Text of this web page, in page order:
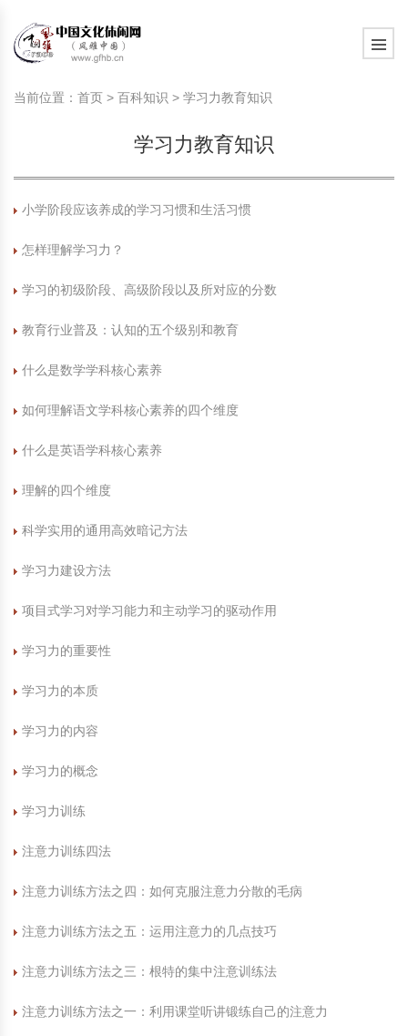
旅游民俗文化动态
中国民俗史话
中华姓氏文化
中国民俗信仰
中国民俗禁忌
中国传统服饰
中华民居
中华文脉
中国古代休闲文化
政策法律法规
国外民俗趣谈
旅游出行知识
中国传统节日
中国生肖文化
中国饮食文化
刺绣
漆器
泥人
绸伞
皮影
木雕
紫砂壶
中国民间故事
中国周易文化
苗族巫蛊文化
国外神秘文化
中国性文化
现代家庭教育知识
教育名家
艺术百科
生活百科
旅游民俗文化动态
中国民俗史话
中华姓氏文化
中国民俗信仰
中国民俗禁忌
中国传统服饰
中华民居
中华文脉
中国古代休闲文化
政策法律法规
国外民俗趣谈
旅游出行知识
中国传统节日
中国生肖文化
中国饮食文化
刺绣
漆器
泥人
绸伞
皮影
木雕
紫砂壶
中国民间故事
中国周易文化
苗族巫蛊文化
国外神秘文化
中国性文化
现代家庭教育知识
教育名家
艺术百科
生活百科
当前位置： 首页 > 百科知识 > 学习力教育知识
学习力教育知识
小学阶段应该养成的学习习惯和生活习惯
怎样理解学习力？
学习的初级阶段、高级阶段以及所对应的分数
教育行业普及：认知的五个级别和教育
什么是数学学科核心素养
如何理解语文学科核心素养的四个维度
什么是英语学科核心素养
理解的四个维度
科学实用的通用高效暗记方法
学习力建设方法
项目式学习对学习能力和主动学习的驱动作用
学习力的重要性
学习力的本质
学习力的内容
学习力的概念
学习力训练
注意力训练四法
注意力训练方法之四：如何克服注意力分散的毛病
注意力训练方法之五：运用注意力的几点技巧
注意力训练方法之三：根特的集中注意训练法
注意力训练方法之一：利用课堂听讲锻练自己的注意力